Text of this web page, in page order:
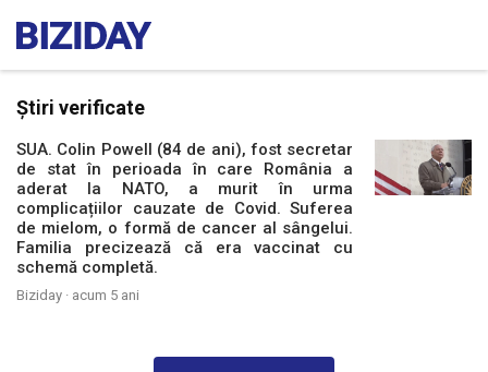
Știri verificate
SUA. Colin Powell (84 de ani), fost secretar
de stat în perioada în care România a
aderat la NATO, a murit în urma
complicațiilor cauzate de Covid. Suferea
de mielom, o formă de cancer al sângelui.
Familia precizează că era vaccinat cu
schemă completă.
Biziday · acum 5 ani